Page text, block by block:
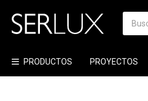
PRODUCTOS PROYECTOS